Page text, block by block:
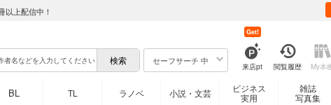
以上配信中！
セーフサーチ 中
来店pt
Get!
閲覧履歴 My本
BL TL ラノベ 小説・文芸
ビジネス
実用
雑誌
写真集